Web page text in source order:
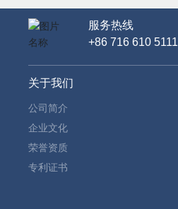
服务热线
+86 716 610 5111
关于我们
公司简介
企业文化
荣誉资质
专利证书